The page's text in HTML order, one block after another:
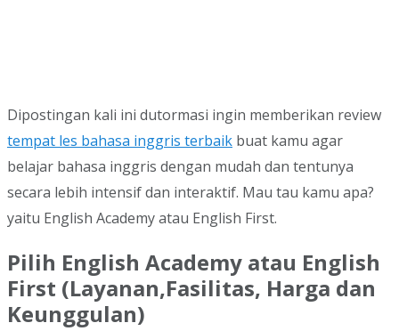
Dipostingan kali ini dutormasi ingin memberikan review
tempat les bahasa inggris terbaik buat kamu agar
belajar bahasa inggris dengan mudah dan tentunya
secara lebih intensif dan interaktif. Mau tau kamu apa?
yaitu English Academy atau English First.
Pilih English Academy atau English
First (Layanan,Fasilitas, Harga dan
Keunggulan)